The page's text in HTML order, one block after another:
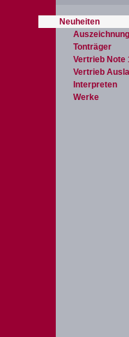
Neuheiten
Tonträger
Vertrieb Note
Vertrieb
Interpreten
Werke